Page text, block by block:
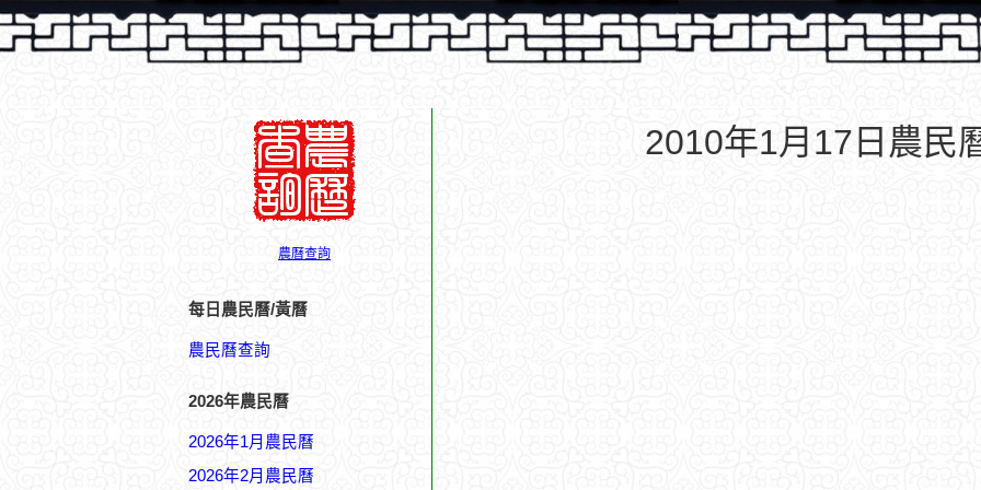
農曆查詢
每日農民曆/黃曆
農民曆查詢
2026年農民曆
2026年1月農民曆
2026年2月農民曆
2010年1月17日農民